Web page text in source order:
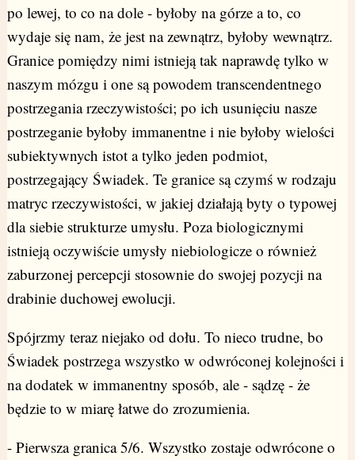
po lewej, to co na dole - byłoby na górze a to, co
wydaje się nam, że jest na zewnątrz, byłoby wewnątrz.
Granice pomiędzy nimi istnieją tak naprawdę tylko w
naszym mózgu i one są powodem transcendentnego
postrzegania rzeczywistości; po ich usunięciu nasze
postrzeganie byłoby immanentne i nie byłoby wielości
subiektywnych istot a tylko jeden podmiot,
postrzegający Świadek. Te granice są czymś w rodzaju
matryc rzeczywistości, w jakiej działają byty o typowej
dla siebie strukturze umysłu. Poza biologicznymi
istnieją oczywiście umysły niebiologicze o również
zaburzonej percepcji stosownie do swojej pozycji na
drabinie duchowej ewolucji.
Spójrzmy teraz niejako od dołu. To nieco trudne, bo
Świadek postrzega wszystko w odwróconej kolejności i
na dodatek w immanentny sposób, ale - sądzę - że
będzie to w miarę łatwe do zrozumienia.
- Pierwsza granica 5/6. Wszystko zostaje odwrócone o